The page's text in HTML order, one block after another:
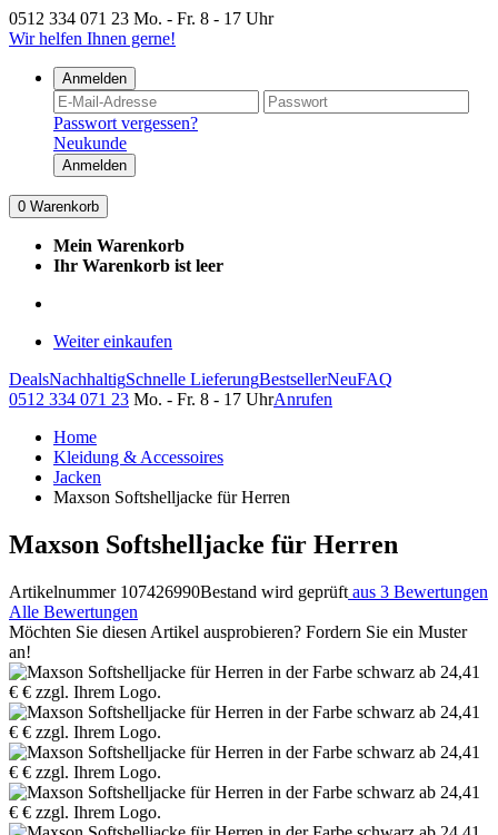
0512 334 071 23 Mo. - Fr. 8 - 17 Uhr
Wir helfen Ihnen gerne!
Anmelden
Passwort vergessen?
Neukunde
Anmelden
0 Warenkorb
Mein Warenkorb
Ihr Warenkorb ist leer
Weiter einkaufen
DealsNachhaltigSchnelle LieferungBestsellerNeuFAQ
0512 334 071 23 Mo. - Fr. 8 - 17 UhrAnrufen
Home
Kleidung & Accessoires
Jacken
Maxson Softshelljacke für Herren
Maxson Softshelljacke für Herren
Artikelnummer 107426990Bestand wird geprüft aus 3 Bewertungen
Alle Bewertungen
Möchten Sie diesen Artikel ausprobieren? Fordern Sie ein Muster
an!